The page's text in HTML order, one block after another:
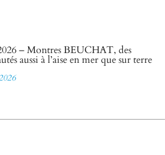
– Montres BEUCHAT, des
aussi à l’aise en mer que sur terre